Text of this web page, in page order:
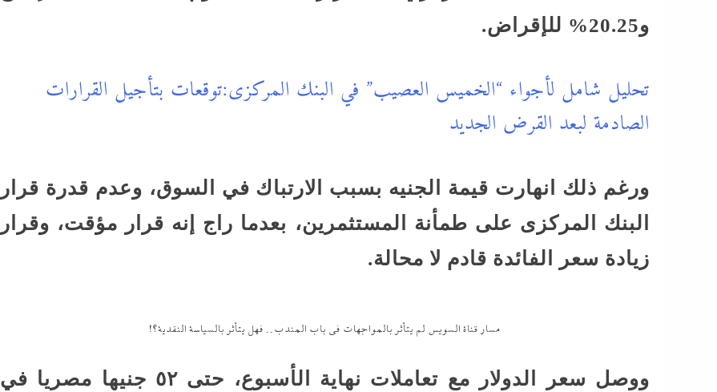
و20.25% للإقراض.
تحليل شامل لأجواء “الخميس العصيب” في البنك المركزى:توقعات بتأجيل القرارات
الصادمة لبعد القرض الجديد
ورغم ذلك انهارت قيمة الجنيه بسبب الارتباك في السوق، وعدم قدرة قرار
البنك المركزى على طمأنة المستثمرين، بعدما راج إنه قرار مؤقت، وقرار
زيادة سعر الفائدة قادم لا محالة.
مسار قناة السويس لم يتأثر بالمواجهات في باب المندب.. فهل يتأثر بالسياسة النقدية؟!
ووصل سعر الدولار مع تعاملات نهاية الأسبوع، حتى ٥٢ جنيها مصريا في